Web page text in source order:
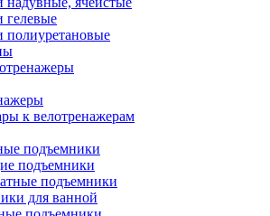
к велотренажерам
подъемники
подъемники
подъемники
для ванной